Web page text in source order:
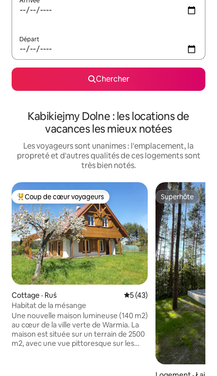
Départ
Chercher
Kabikiejmy Dolne : les locations de
vacances les mieux notées
Les voyageurs sont unanimes : l'emplacement, la
propreté et d'autres qualités de ces logements sont
très bien notés.
Coup de cœur voyageurs parmi les plus aimés
Coup de cœur voyageurs
Cottage · Ruś Note moyenne de 5 sur 5,
5 (43)
Habitat de la mésange
Une nouvelle maison lumineuse (140 m2)
au cœur de la ville verte de Warmia. La
maison est située sur un terrain de 2500
m2, avec une vue pittoresque sur les
Superhôte
Superhôte